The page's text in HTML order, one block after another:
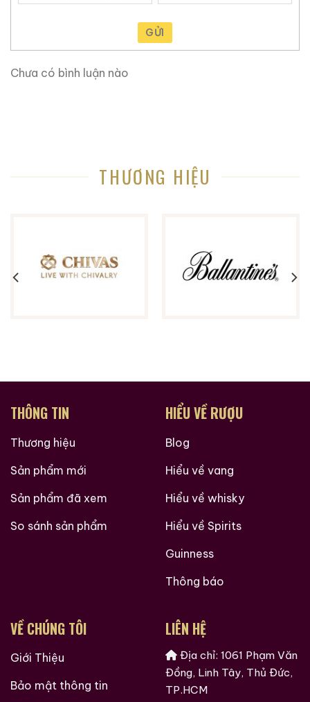
Ruouxachtay.com rất vinh dự được đồng hành cùng
các bạn trên hành trình khám phá thế giới hương vị
GỬI
Chưa có bình luận nào
THƯƠNG HIỆU
THÔNG TIN
Thương hiệu
Sản phẩm mới
Sản phẩm đã xem
So sánh sản phẩm
HIỂU VỀ RƯỢU
Blog
Hiểu về vang
Hiểu về whisky
Hiểu về Spirits
Guinness
Thông báo
VỀ CHÚNG TÔI
Giới Thiệu
Bảo mật thông tin
LIÊN HỆ
Địa chỉ: 1061 Phạm Văn
Đồng, Linh Tây, Thủ Đức,
TP.HCM